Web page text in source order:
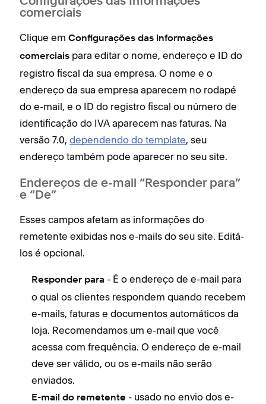
comerciais
Clique em Configurações das informações
comerciais para editar o nome, endereço e ID do
registro fiscal da sua empresa. O nome e o
endereço da sua empresa aparecem no rodapé
do e-mail, e o ID do registro fiscal ou número de
identificação do IVA aparecem nas faturas. Na
versão 7.0, dependendo do template, seu
endereço também pode aparecer no seu site.
Endereços de e-mail “Responder para”
e “De”
Esses campos afetam as informações do
remetente exibidas nos e-mails do seu site. Editá-
los é opcional.
Responder para - É o endereço de e-mail para
o qual os clientes respondem quando recebem
e-mails, faturas e documentos automáticos da
loja. Recomendamos um e-mail que você
acessa com frequência. O endereço de e-mail
deve ser válido, ou os e-mails não serão
enviados.
E-mail do remetente - usado no envio dos e-